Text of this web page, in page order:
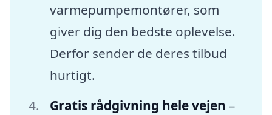
varmepumpemontører, som
giver dig den bedste oplevelse.
Derfor sender de deres tilbud
hurtigt.
Gratis rådgivning hele vejen –